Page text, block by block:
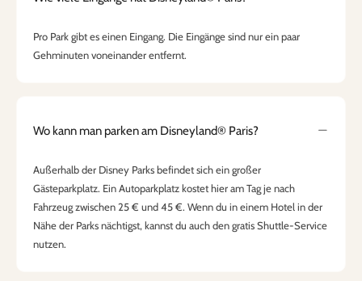
Pro Park gibt es einen Eingang. Die Eingänge sind nur ein paar
Gehminuten voneinander entfernt.
Wo kann man parken am Disneyland® Paris?
Außerhalb der Disney Parks befindet sich ein großer
Gästeparkplatz. Ein Autoparkplatz kostet hier am Tag je nach
Fahrzeug zwischen 25 € und 45 €. Wenn du in einem Hotel in der
Nähe der Parks nächtigst, kannst du auch den gratis Shuttle-Service
nutzen.